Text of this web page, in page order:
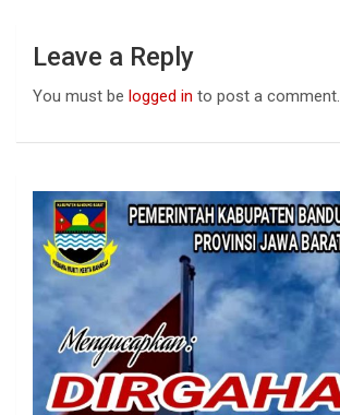
Leave a Reply
You must be logged in to post a comment.